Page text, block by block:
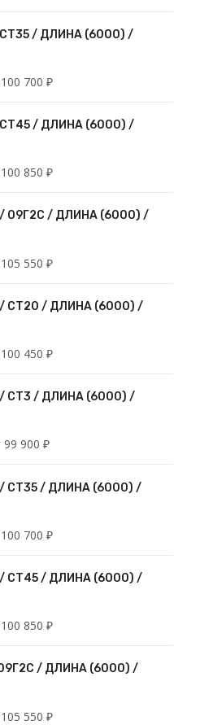
/ ДЛИНА (6000) /
700 ₽
/ ДЛИНА (6000) /
850 ₽
09Г2С / ДЛИНА (6000) /
550 ₽
СТ20 / ДЛИНА (6000) /
450 ₽
СТ3 / ДЛИНА (6000) /
99 900 ₽
СТ35 / ДЛИНА (6000) /
700 ₽
СТ45 / ДЛИНА (6000) /
850 ₽
/ ДЛИНА (6000) /
550 ₽